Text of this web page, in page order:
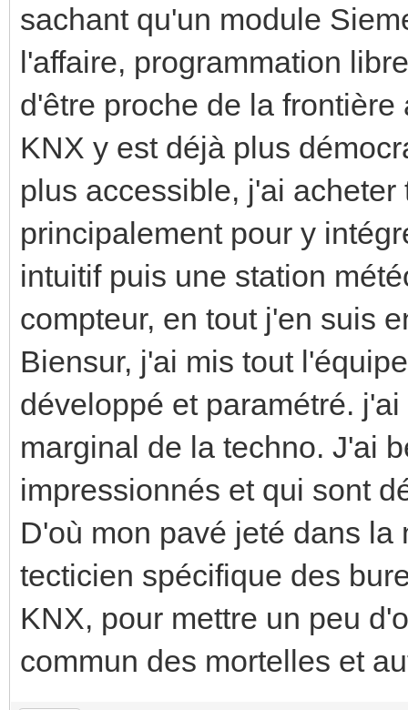
sachant qu'un module
l'affaire, programmation
d'être proche de la
KNX y est déjà plus
plus accessible, j'ai
principalement pour y
intuitif puis une station
compteur, en tout j'en suis
Biensur, j'ai mis tout
développé et paramétré.
marginal de la techno. J'ai
impressionnés et qui sont
D'où mon pavé jeté dans
tecticien spécifique des
KNX, pour mettre un peu
commun des mortelles et